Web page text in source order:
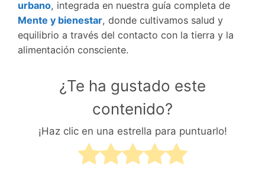
urbano, integrada en nuestra guía completa de
Mente y bienestar, donde cultivamos salud y
equilibrio a través del contacto con la tierra y la
alimentación consciente.
¿Te ha gustado este
contenido?
¡Haz clic en una estrella para puntuarlo!